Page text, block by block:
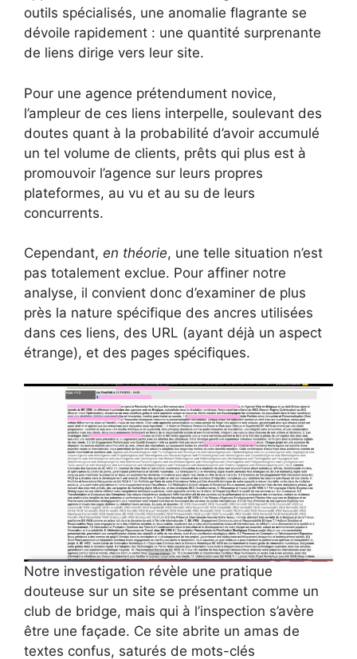
outils spécialisés, une anomalie flagrante se
dévoile rapidement : une quantité surprenante
de liens dirige vers leur site.
Pour une agence prétendument novice,
l’ampleur de ces liens interpelle, soulevant des
doutes quant à la probabilité d’avoir accumulé
un tel volume de clients, prêts qui plus est à
promouvoir l’agence sur leurs propres
plateformes, au vu et au su de leurs
concurrents.
Cependant, en théorie, une telle situation n’est
pas totalement exclue. Pour affiner notre
analyse, il convient donc d’examiner de plus
près la nature spécifique des ancres utilisées
dans ces liens, des URL (ayant déjà un aspect
étrange), et des pages spécifiques.
Notre investigation révèle une pratique
douteuse sur un site se présentant comme un
club de bridge, mais qui à l’inspection s’avère
être une façade. Ce site abrite un amas de
textes confus, saturés de mots-clés